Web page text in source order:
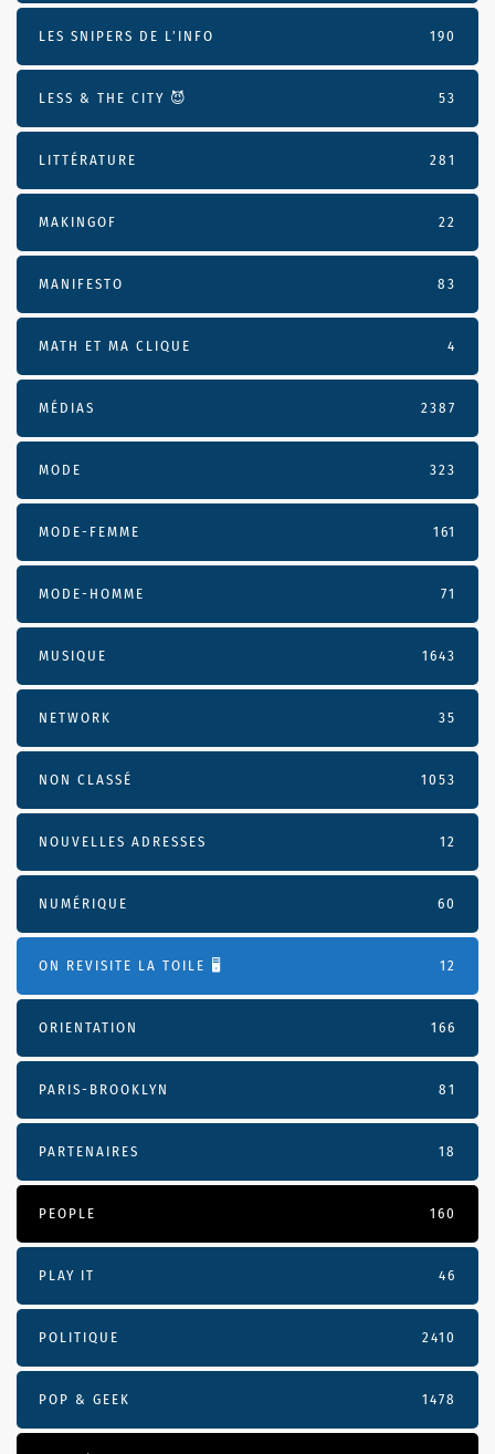
LES SNIPERS DE L’INFO 190
LESS & THE CITY 😈 53
LITTÉRATURE 281
MAKINGOF 22
MANIFESTO 83
MATH ET MA CLIQUE 4
MÉDIAS 2387
MODE 323
MODE-FEMME 161
MODE-HOMME 71
MUSIQUE 1643
NETWORK 35
NON CLASSÉ 1053
NOUVELLES ADRESSES 12
NUMÉRIQUE 60
ON REVISITE LA TOILE 🖥️ 12
ORIENTATION 166
PARIS-BROOKLYN 81
PARTENAIRES 18
PEOPLE 160
PLAY IT 46
POLITIQUE 2410
POP & GEEK 1478